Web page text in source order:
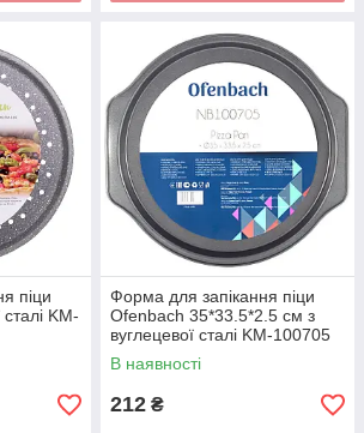
піци
KM-
Форма для запікання піци
Ofenbach 35*33.5*2.5 см з
вуглецевої сталі KM-100705
В наявності
212 ₴